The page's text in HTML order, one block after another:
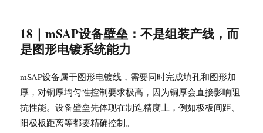
18｜mSAP设备壁垒：不是组装产线，而
是图形电镀系统能力
mSAP设备属于图形电镀线，需要同时完成填孔和图形加
厚，对铜厚均匀性控制要求极高，因为铜厚会直接影响阻
抗性能。设备壁垒先体现在制造精度上，例如极板间距、
阳极板距离等都要精确控制。